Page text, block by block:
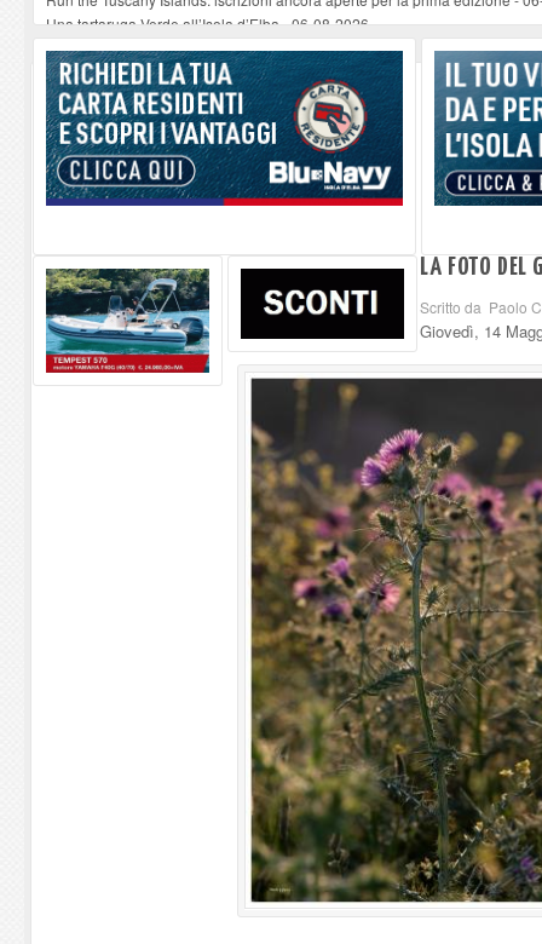
Una tartaruga Verde all’Isola d’Elba-06-08-2026
Furgone in fiamme a Capoliveri, illeso il conducente-06-08-2026
Campo: chiusura della biblioteca comunale in occasione del Santo Patrono
A Carpani si apre la Festa di Liberazione: il programma della prima serata-
LA FOTO
Scritto da Paolo
Giovedì, 14